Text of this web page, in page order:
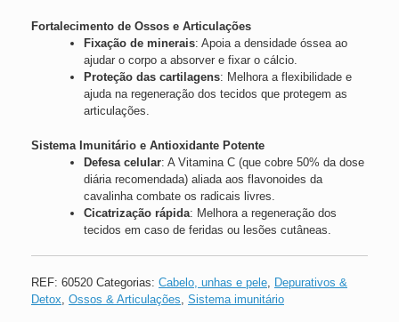
Fortalecimento de Ossos e Articulações
Fixação de minerais: Apoia a densidade óssea ao
ajudar o corpo a absorver e fixar o cálcio.
Proteção das cartilagens: Melhora a flexibilidade e
ajuda na regeneração dos tecidos que protegem as
articulações.
Sistema Imunitário e Antioxidante Potente
Defesa celular: A Vitamina C (que cobre 50% da dose
diária recomendada) aliada aos flavonoides da
cavalinha combate os radicais livres.
Cicatrização rápida: Melhora a regeneração dos
tecidos em caso de feridas ou lesões cutâneas.
REF: 60520 Categorias: Cabelo, unhas e pele Depurativos &
Detox Ossos & Articulações Sistema imunitário